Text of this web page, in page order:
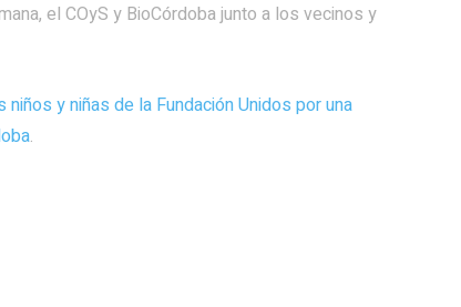
el COyS y BioCórdoba junto a los vecinos y
y niñas de la Fundación Unidos por una
.